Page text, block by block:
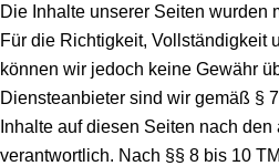
Die Inhalte unserer Seiten wurden
Für die Richtigkeit, Vollständigkeit
können wir jedoch keine Gewähr
Diensteanbieter sind wir gemäß §
Inhalte auf diesen Seiten nach
verantwortlich. Nach §§ 8 bis 10